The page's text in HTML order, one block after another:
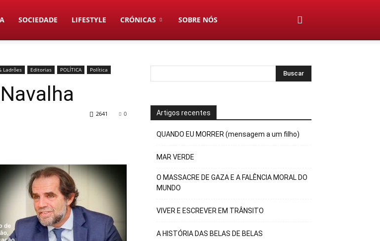
SOCIEDADE LIFESTYLE CRÓNICAS SOBRE NÓS
Ladrões Editorias POLÍTICA Política
0
2641 Artigos recentes
QUANDO EU MORRER (mensagem a um filho)
MAR VERDE
O MASSACRE DE GAZA E A FALÊNCIA MORAL DO
MUNDO
VIVER E ESCREVER EM TRÂNSITO
A HISTÓRIA DAS BELAS DE BELAS